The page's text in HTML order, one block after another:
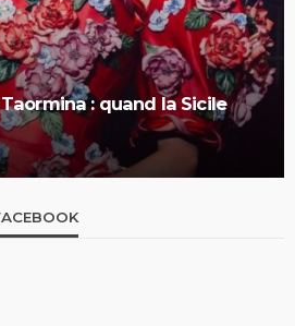
: quand la Sicile